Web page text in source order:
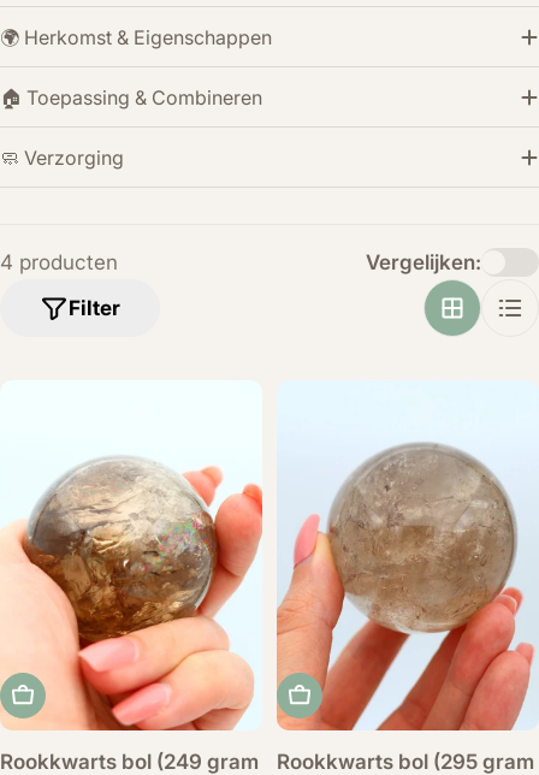
🌍 Herkomst & Eigenschappen
🏠 Toepassing & Combineren
🧼 Verzorging
4 producten
Filter
Vergelijken:
Voeg toe aan winkelwagen
Rookkwarts bol (249 gram
Voeg toe aan
Rookkwarts bol (295 gram